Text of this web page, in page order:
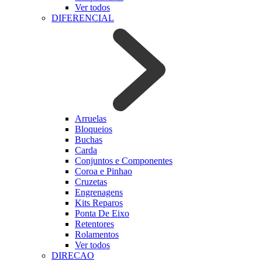
Ver todos
DIFERENCIAL
Arruelas
Bloqueios
Buchas
Carda
Conjuntos e Componentes
Coroa e Pinhao
Cruzetas
Engrenagens
Kits Reparos
Ponta De Eixo
Retentores
Rolamentos
Ver todos
DIRECAO